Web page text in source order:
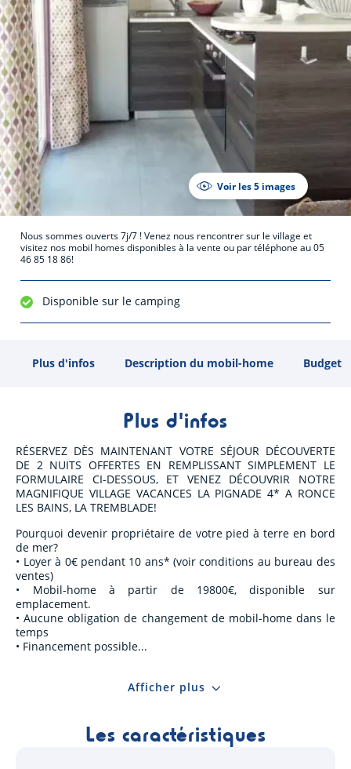
Voir les 5 images
Nous sommes ouverts 7j/7 ! Venez nous rencontrer sur le village et
visitez nos mobil homes disponibles à la vente ou par téléphone au 05
46 85 18 86!
Disponible sur le camping
Plus d'infos Description du mobil-home Budget
Plus d'infos
RÉSERVEZ DÈS MAINTENANT VOTRE SÉJOUR DÉCOUVERTE
DE 2 NUITS OFFERTES EN REMPLISSANT SIMPLEMENT LE
FORMULAIRE CI-DESSOUS, ET VENEZ DÉCOUVRIR NOTRE
MAGNIFIQUE VILLAGE VACANCES LA PIGNADE 4* A RONCE
LES BAINS, LA TREMBLADE!
Pourquoi devenir propriétaire de votre pied à terre en bord
de mer?
• Loyer à 0€ pendant 10 ans* (voir conditions au bureau des
ventes)
• Mobil-home à partir de 19800€, disponible sur
emplacement.
• Aucune obligation de changement de mobil-home dans le
temps
• Financement possible
Afficher plus
Les caractéristiques